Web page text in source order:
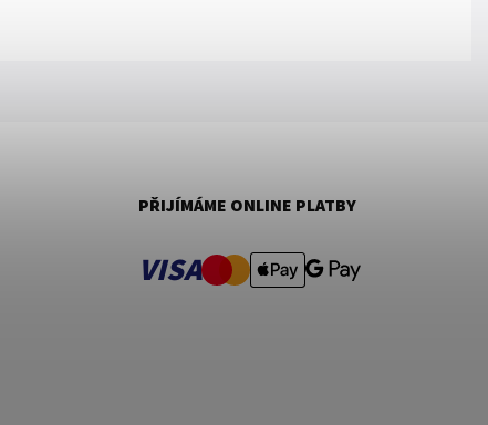
PŘIJÍMÁME ONLINE PLATBY
VISA